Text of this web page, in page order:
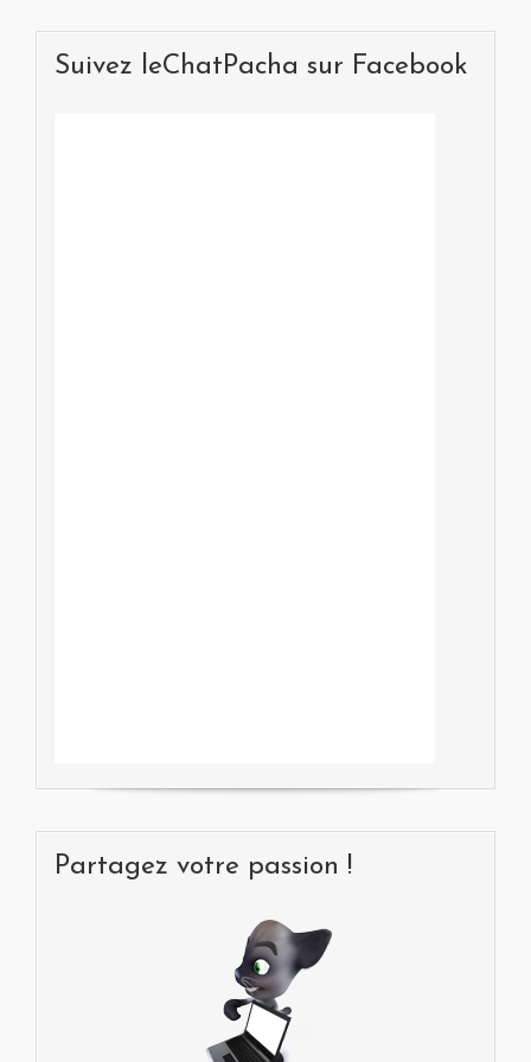
Suivez leChatPacha sur Facebook
Partagez votre passion !